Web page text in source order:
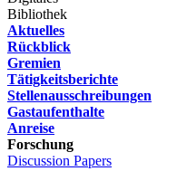
Bibliothek
Aktuelles
Rückblick
Gremien
Tätigkeitsberichte
Stellenausschreibungen
Gastaufenthalte
Anreise
Forschung
Discussion Papers